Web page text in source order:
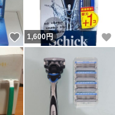
いいね！
1,600円